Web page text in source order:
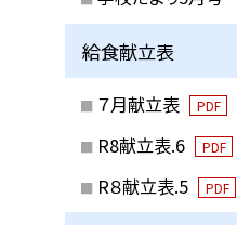
給食献立表
７月献立表 PDF
R8献立表.6 PDF
R８献立表.5 PDF